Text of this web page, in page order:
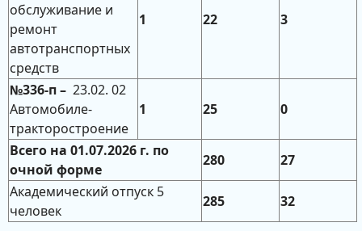
обслуживание и
ремонт
автотранспортных
средств
1 22 3
№336-п – 23.02. 02
Автомобиле-
тракторостроение
1 25 0
Всего на 01.07.2026 г. по
очной форме
280
27
Академический отпуск 5
человек
285 32